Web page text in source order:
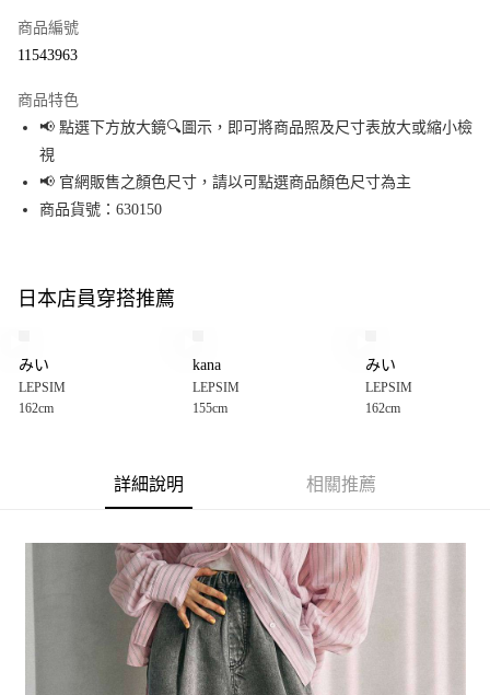
Apple Pay
街口支付
悠遊付
全盈+PAY
【大哥付你分期使用說明】
1.本服務由台灣大哥大提供，台灣大哥大用戶可立即使用無須另外申請。
2.付款方式選擇「大哥付你分期」，訂單成立後會自動跳轉到大哥付的交易
3.實際核准額度、可分期數及費用金額請依後續交易確認頁面所載為準。
4.訂單成立30分鐘內，如未前往確認交易或遇審核未通過，訂單將自動取
消。如遇「轉專審核」未通過狀況，表示未達大哥付你分期系統評分，恕無
【繳款方式說明】
1.分期款項不併入電信帳單，「大哥付你分期」於每月結算日後寄送繳費提
2.透過簡訊連結打開帳單後，可選擇「超商條碼／台灣大直營門市／銀行轉
帳／街口支付／iPASS MONEY」等通路繳費。
1.本服務係由「台灣大哥大股份有限公司」（以下簡稱本公司）所提供，讓
AFTEE先享後付
３．安心：先確認商品／服務後，再付款。
【「AFTEE先享後付」結帳流程】
１．於結帳方式選擇「AFTEE先享後付」後，將跳轉至「AFTEE先享後付」
結帳頁面，進行簡訊認證並確認金額後，即可完成結帳。
２．訂單成立數日內，您將收到繳費通知簡訊。
３．收到繳費通知簡訊後14天內，點擊此簡訊中的連結，可透過四大超商／
ATM／網路銀行／等多元方式進行付款，方視為交易完成。
全家 取貨付款
每筆NT$80，滿NT$1,500(含以上)免運費
付款後 全家取貨
每筆NT$80，滿NT$1,500(含以上)免運費
每筆NT$80，滿NT$1,500(含以上)免運費
商品編號
11543963
商品特色
📢 點選下方放大鏡🔍圖示，即可將商品照及尺寸表放大或縮小檢
視
📢 官網販售之顏色尺寸，請以可點選商品顏色尺寸為主
商品貨號：630150
日本店員穿搭推薦
みい
LEPSIM
162cm
kana
LEPSIM
155cm
みい
LEPSIM
162cm
詳細說明 相關推薦